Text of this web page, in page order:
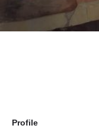
Profile